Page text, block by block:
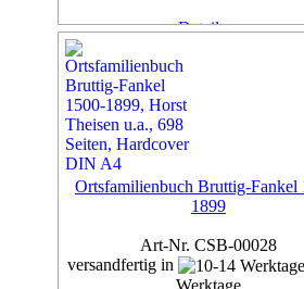
Details...
Ortsfamilienbuch Bruttig-Fankel
1899
Art-Nr. CSB-00028
versandfertig in